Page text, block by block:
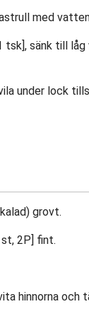
med
sänk till låg
under lock
grovt.
2P] fint.
hinnorna och